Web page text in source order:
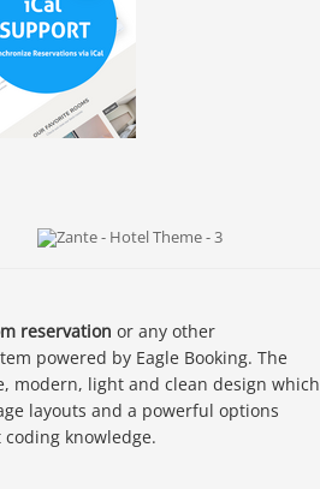
reservation or any other
powered by Eagle Booking. The
modern, light and clean design which
layouts and a powerful options
knowledge.